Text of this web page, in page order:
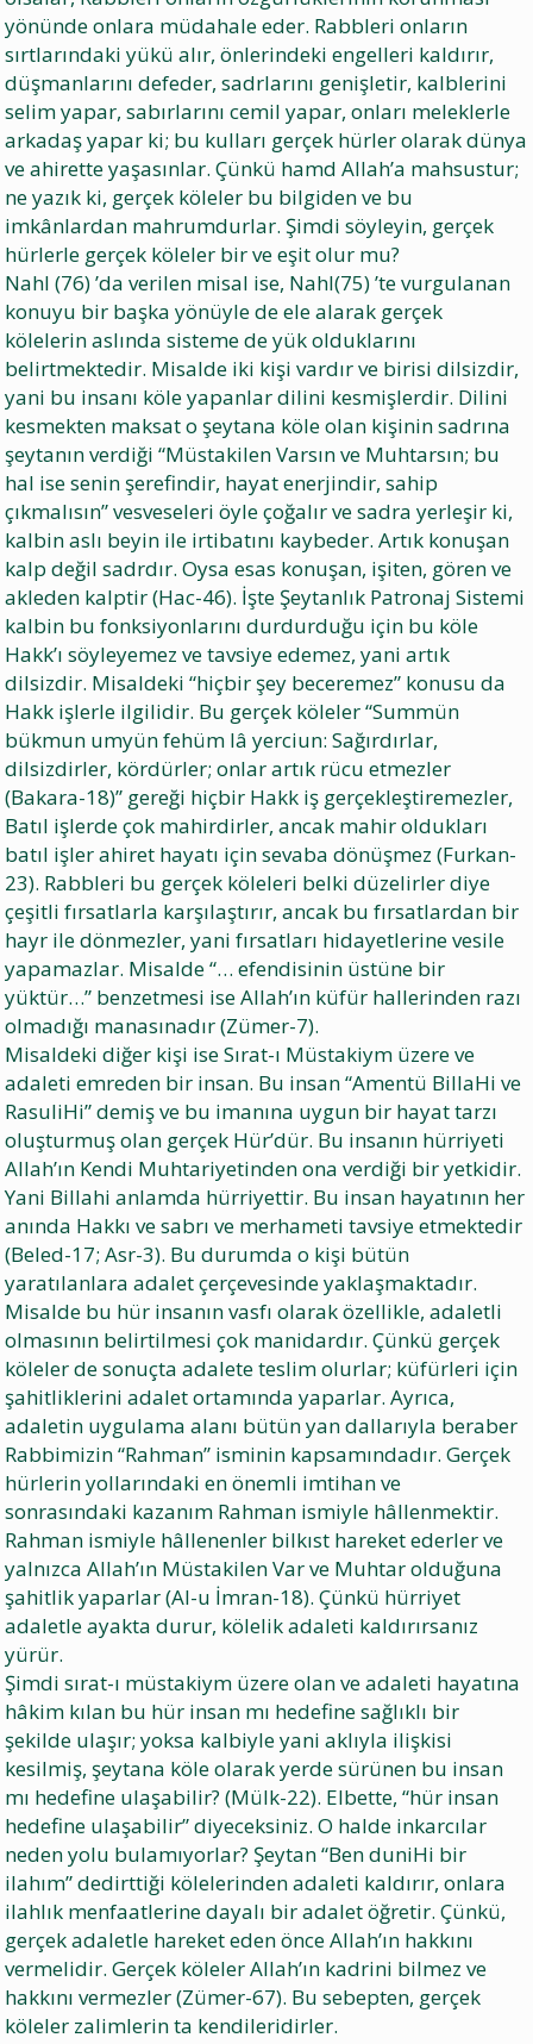
yönünde onlara müdahale eder. Rabbleri onların
sırtlarındaki yükü alır, önlerindeki engelleri kaldırır,
düşmanlarını defeder, sadrlarını genişletir, kalblerini
selim yapar, sabırlarını cemil yapar, onları meleklerle
arkadaş yapar ki; bu kulları gerçek hürler olarak dünya
ve ahirette yaşasınlar. Çünkü hamd Allah’a mahsustur;
ne yazık ki, gerçek köleler bu bilgiden ve bu
imkânlardan mahrumdurlar. Şimdi söyleyin, gerçek
hürlerle gerçek köleler bir ve eşit olur mu?
Nahl (76) ’da verilen misal ise, Nahl(75) ’te vurgulanan
konuyu bir başka yönüyle de ele alarak gerçek
kölelerin aslında sisteme de yük olduklarını
belirtmektedir. Misalde iki kişi vardır ve birisi dilsizdir,
yani bu insanı köle yapanlar dilini kesmişlerdir. Dilini
kesmekten maksat o şeytana köle olan kişinin sadrına
şeytanın verdiği “Müstakilen Varsın ve Muhtarsın; bu
hal ise senin şerefindir, hayat enerjindir, sahip
çıkmalısın” vesveseleri öyle çoğalır ve sadra yerleşir ki,
kalbin aslı beyin ile irtibatını kaybeder. Artık konuşan
kalp değil sadrdır. Oysa esas konuşan, işiten, gören ve
akleden kalptir (Hac-46). İşte Şeytanlık Patronaj Sistemi
kalbin bu fonksiyonlarını durdurduğu için bu köle
Hakk’ı söyleyemez ve tavsiye edemez, yani artık
dilsizdir. Misaldeki “hiçbir şey beceremez” konusu da
Hakk işlerle ilgilidir. Bu gerçek köleler “Summün
bükmun umyün fehüm lâ yerciun: Sağırdırlar,
dilsizdirler, kördürler; onlar artık rücu etmezler
(Bakara-18)” gereği hiçbir Hakk iş gerçekleştiremezler,
Batıl işlerde çok mahirdirler, ancak mahir oldukları
batıl işler ahiret hayatı için sevaba dönüşmez (Furkan-
23). Rabbleri bu gerçek köleleri belki düzelirler diye
çeşitli fırsatlarla karşılaştırır, ancak bu fırsatlardan bir
hayr ile dönmezler, yani fırsatları hidayetlerine vesile
yapamazlar. Misalde “… efendisinin üstüne bir
yüktür…” benzetmesi ise Allah’ın küfür hallerinden razı
olmadığı manasınadır (Zümer-7).
Misaldeki diğer kişi ise Sırat-ı Müstakiym üzere ve
adaleti emreden bir insan. Bu insan “Amentü BillaHi ve
RasuliHi” demiş ve bu imanına uygun bir hayat tarzı
oluşturmuş olan gerçek Hür’dür. Bu insanın hürriyeti
Allah’ın Kendi Muhtariyetinden ona verdiği bir yetkidir.
Yani Billahi anlamda hürriyettir. Bu insan hayatının her
anında Hakkı ve sabrı ve merhameti tavsiye etmektedir
(Beled-17; Asr-3). Bu durumda o kişi bütün
yaratılanlara adalet çerçevesinde yaklaşmaktadır.
Misalde bu hür insanın vasfı olarak özellikle, adaletli
olmasının belirtilmesi çok manidardır. Çünkü gerçek
köleler de sonuçta adalete teslim olurlar; küfürleri için
şahitliklerini adalet ortamında yaparlar. Ayrıca,
adaletin uygulama alanı bütün yan dallarıyla beraber
Rabbimizin “Rahman” isminin kapsamındadır. Gerçek
hürlerin yollarındaki en önemli imtihan ve
sonrasındaki kazanım Rahman ismiyle hâllenmektir.
Rahman ismiyle hâllenenler bilkıst hareket ederler ve
yalnızca Allah’ın Müstakilen Var ve Muhtar olduğuna
şahitlik yaparlar (Al-u İmran-18). Çünkü hürriyet
adaletle ayakta durur, kölelik adaleti kaldırırsanız
yürür.
Şimdi sırat-ı müstakiym üzere olan ve adaleti hayatına
hâkim kılan bu hür insan mı hedefine sağlıklı bir
şekilde ulaşır; yoksa kalbiyle yani aklıyla ilişkisi
kesilmiş, şeytana köle olarak yerde sürünen bu insan
mı hedefine ulaşabilir? (Mülk-22). Elbette, “hür insan
hedefine ulaşabilir” diyeceksiniz. O halde inkarcılar
neden yolu bulamıyorlar? Şeytan “Ben duniHi bir
ilahım” dedirttiği kölelerinden adaleti kaldırır, onlara
ilahlık menfaatlerine dayalı bir adalet öğretir. Çünkü,
gerçek adaletle hareket eden önce Allah’ın hakkını
vermelidir. Gerçek köleler Allah’ın kadrini bilmez ve
hakkını vermezler (Zümer-67). Bu sebepten, gerçek
köleler zalimlerin ta kendileridirler.